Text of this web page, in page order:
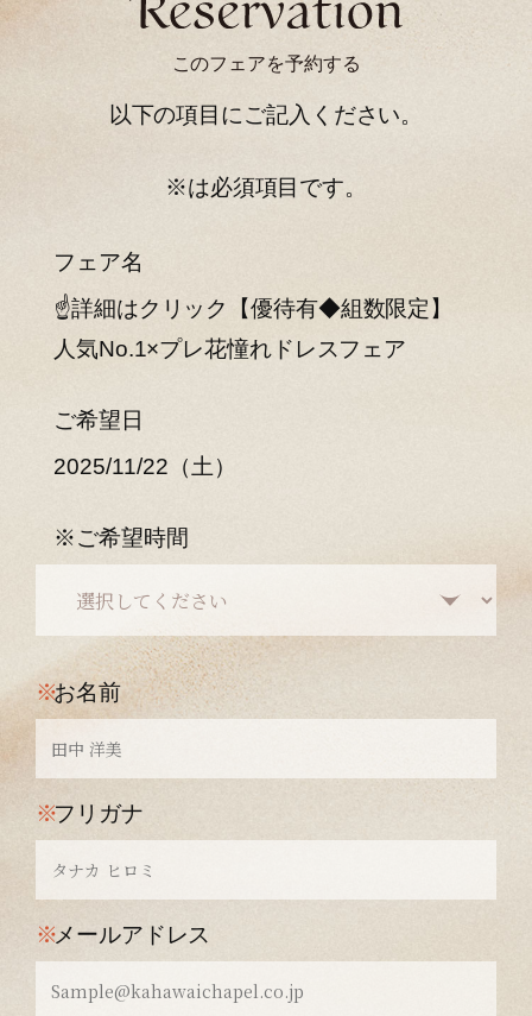
このフェアを予約する
以下の項目にご記入ください。
※は必須項目です。
フェア名
☝詳細はクリック【優待有◆組数限定】
人気No.1×プレ花憧れドレスフェア
ご希望日
2025/11/22（土）
※ご希望時間
※お名前
※フリガナ
※メールアドレス